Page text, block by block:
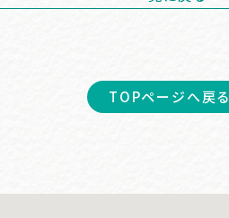
TOPページへ戻る